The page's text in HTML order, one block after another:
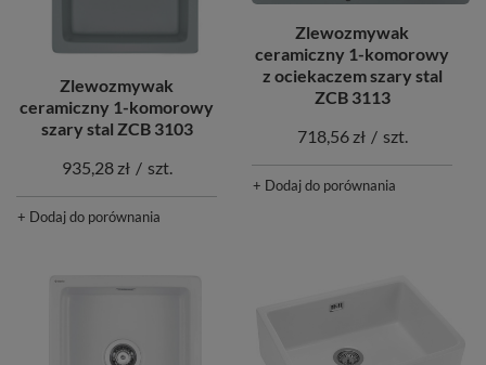
Zlewozmywak
ceramiczny 1-komorowy
szary stal ZCB 3103
935,28 zł / szt.
+ Dodaj do porównania
Zlewozmywak
ceramiczny 1-komorowy
z ociekaczem szary stal
ZCB 3113
718,56 zł / szt.
+ Dodaj do porównania